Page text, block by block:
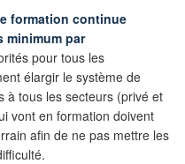
formation continue
minimum par
pour tous les
élargir le système de
à tous les secteurs (privé et
vont en formation doivent
afin de ne pas mettre les